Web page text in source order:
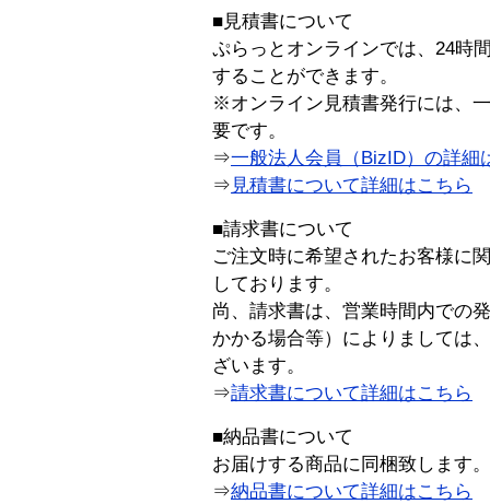
■見積書について
ぷらっとオンラインでは、24時
することができます。
※オンライン見積書発行には、
要です。
⇒一般法人会員（BizID）の詳細
⇒ 見積書について詳細はこちら
■請求書について
ご注文時に希望されたお客様に
しております。
尚、請求書は、営業時間内での
かかる場合等）によりましては
ざいます。
⇒請求書について詳細はこちら
■納品書について
お届けする商品に同梱致します。
⇒納品書について詳細はこちら